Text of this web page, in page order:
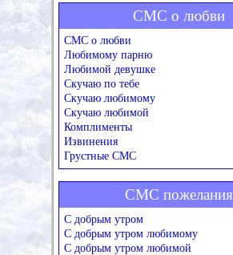
СМС о любви
СМС о любви
Любимому парню
Любимой девушке
Скучаю по тебе
Скучаю любимому
Скучаю любимой
Комплименты
Извинения
Грустные СМС
СМС пожелания
С добрым утром
С добрым утром любимому
С добрым утром любимой